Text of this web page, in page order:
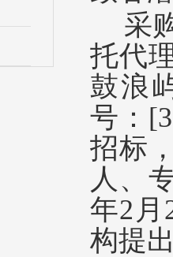
采
托代
鼓浪
号：
招标
人、
年2月
构提